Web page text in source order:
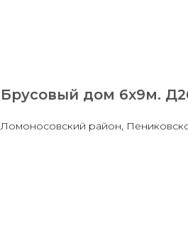
Брусовый дом 6х9м.
Ломоносовский район,